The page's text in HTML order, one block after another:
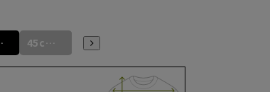
45cm/92cm